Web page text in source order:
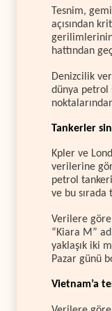
Tesnim,
açısından
gerilimlerinin
hattından
Denizcilik
dünya petrol
Tankerler
Kpler ve
verilerine
petrol tankeri
ve bu sırada
Verilere göre,
“Kiara M”
yaklaşık iki
Pazar günü
Vietnam’a